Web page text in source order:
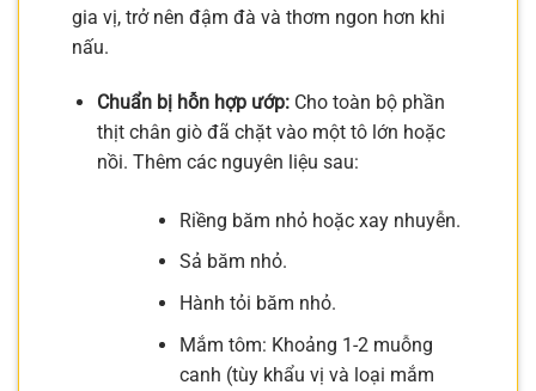
gia vị, trở nên đậm đà và thơm ngon hơn khi
nấu.
Chuẩn bị hỗn hợp ướp:Cho toàn bộ phần
thịt chân giò đã chặt vào một tô lớn hoặc
nồi. Thêm các nguyên liệu sau:
Riềng băm nhỏ hoặc xay nhuyễn.
Sả băm nhỏ.
Hành tỏi băm nhỏ.
Mắm tôm: Khoảng 1-2 muỗng
canh (tùy khẩu vị và loại mắm